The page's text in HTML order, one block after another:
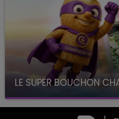
LE SUPER BOUCHON
avec La Famille